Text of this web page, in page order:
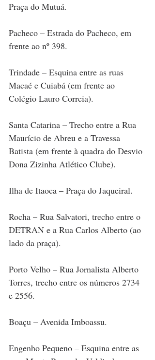
Praça do Mutuá.
Pacheco – Estrada do Pacheco, em
frente ao nº 398.
Trindade – Esquina entre as ruas
Macaé e Cuiabá (em frente ao
Colégio Lauro Correia).
Santa Catarina – Trecho entre a Rua
Maurício de Abreu e a Travessa
Batista (em frente à quadra do Desvio
Dona Zizinha Atlético Clube).
Ilha de Itaoca – Praça do Jaqueiral.
Rocha – Rua Salvatori, trecho entre o
DETRAN e a Rua Carlos Alberto (ao
lado da praça).
Porto Velho – Rua Jornalista Alberto
Torres, trecho entre os números 2734
e 2556.
Boaçu – Avenida Imboassu.
Engenho Pequeno – Esquina entre as